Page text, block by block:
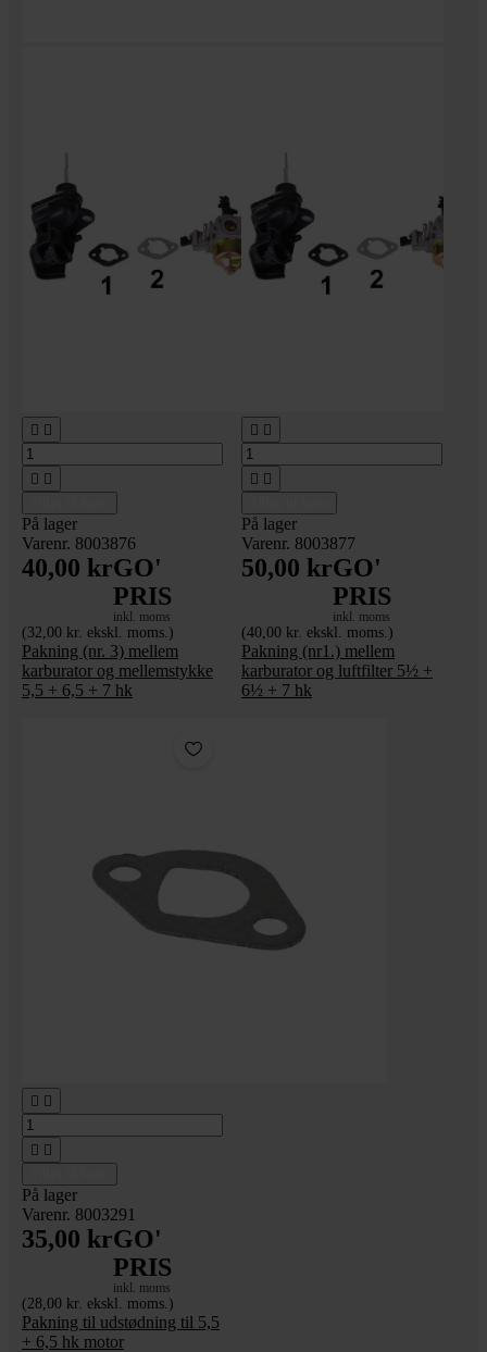
 
 
På lager
Varenr. 8003876
40,00 krGO'
PRIS
inkl. moms
(32,00 kr. ekskl. moms.)
Pakning (nr. 3) mellem
karburator og mellemstykke
5,5 + 6,5 + 7 hk
 
 
På lager
Varenr. 8003877
50,00 krGO'
PRIS
inkl. moms
(40,00 kr. ekskl. moms.)
Pakning (nr1.) mellem
karburator og luftfilter 5½ +
6½ + 7 hk
 
 
På lager
Varenr. 8003291
35,00 krGO'
PRIS
inkl. moms
(28,00 kr. ekskl. moms.)
Pakning til udstødning til 5,5
+ 6,5 hk motor